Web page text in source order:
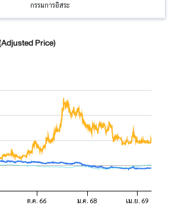
กรรมการอิสระ
Price)